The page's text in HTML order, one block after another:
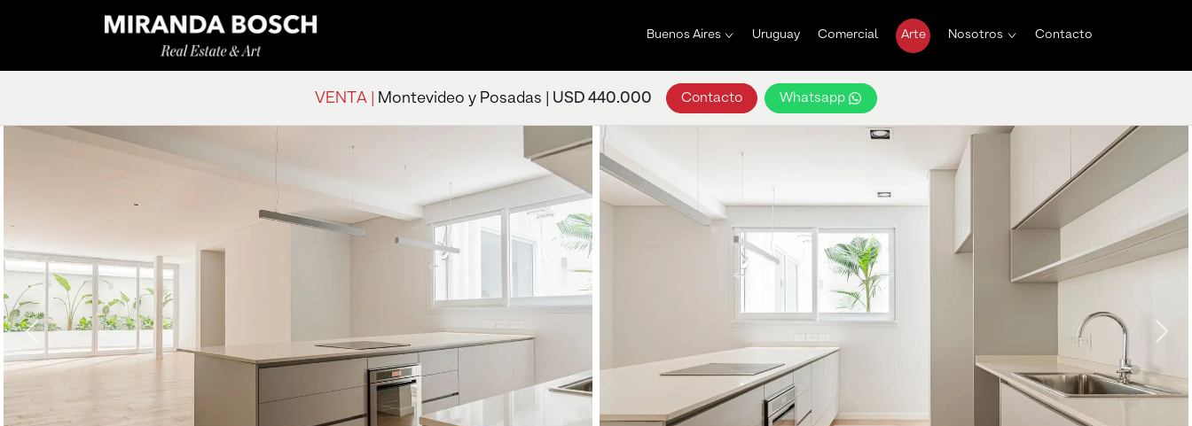
Buenos Aires Uruguay Comercial Arte Nosotros Contacto
VENTA | Montevideo y Posadas | USD 440.000 Contacto Whatsapp